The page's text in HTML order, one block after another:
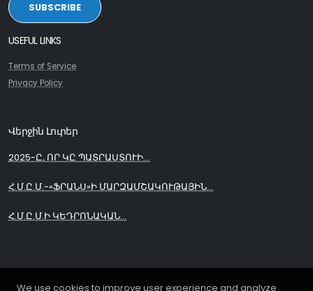
We use cookies to improve user experience and analyze
SUBSCRIBE
USEFUL LINKS
Terms of Service
Privacy Policy
Վերջին Լուրեր
2025-Ը, ՈՐ ԿԸ ՊԱՏՐԱՍՏՈՒԻ...
Հ.Մ.Ը.Մ.-«ՖՐԱՆՍ»Ի ՄԱՐԶԱՄՇԱԿՈՒԹԱՅԻՆ...
Հ.Մ.Ը.Մ.Ի ԿԵԴՐՈՆԱԿԱՆ...